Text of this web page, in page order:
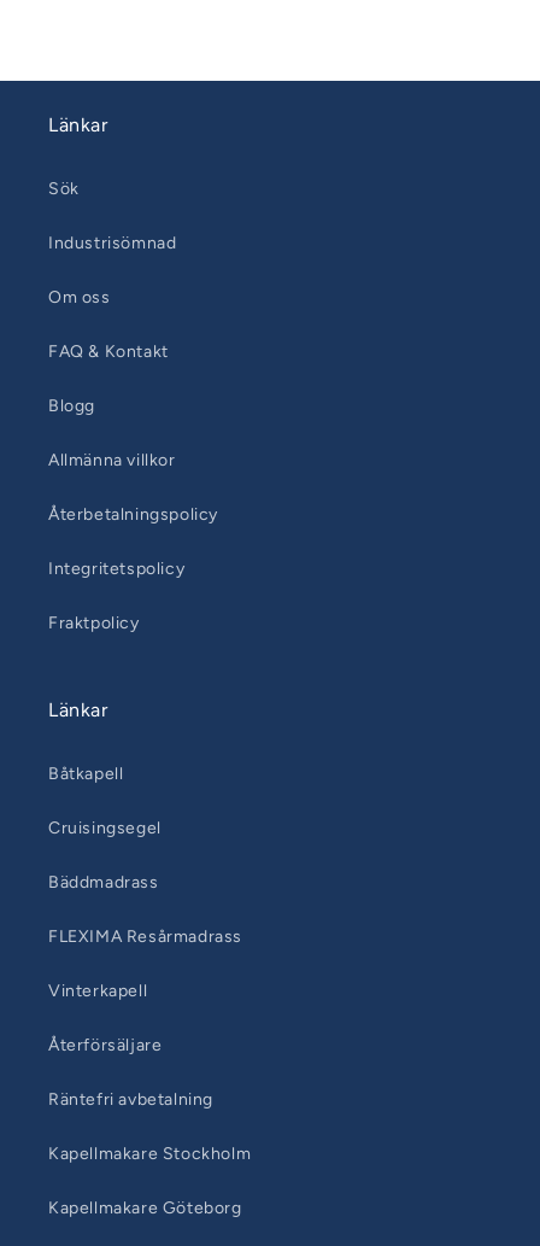
Länkar
Sök
Industrisömnad
Om oss
FAQ & Kontakt
Blogg
Allmänna villkor
Återbetalningspolicy
Integritetspolicy
Fraktpolicy
Länkar
Båtkapell
Cruisingsegel
Bäddmadrass
FLEXIMA Resårmadrass
Vinterkapell
Återförsäljare
Räntefri avbetalning
Kapellmakare Stockholm
Kapellmakare Göteborg